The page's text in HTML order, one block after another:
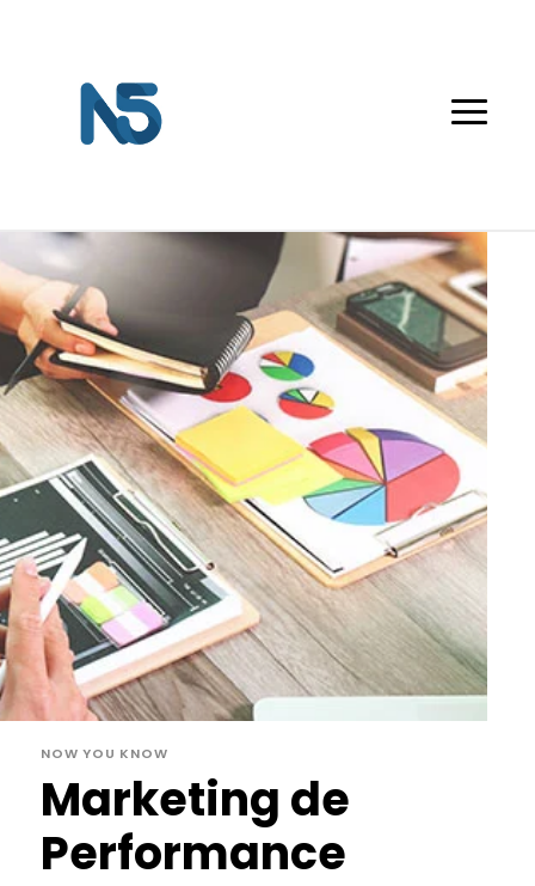
NOW YOU KNOW
Marketing de
Performance